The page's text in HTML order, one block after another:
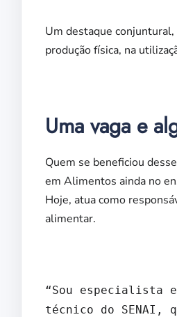
Um destaque
produção física, na
Uma vaga e
Quem se beneficiou
em Alimentos ainda no
Hoje, atua como
alimentar.
“Sou especialista
técnico do SENAI,